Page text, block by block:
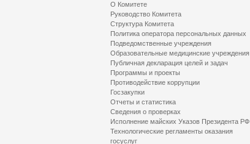
О Комитете
Руководство Комитета
Структура Комитета
Политика оператора персональных данных
Подведомственные учреждения
Образовательные медицинские учреждения
Публичная декларация целей и задач
Программы и проекты
Противодействие коррупции
Госзакупки
Отчеты и статистика
Сведения о проверках
Исполнение майских Указов Президента РФ
Технологические регламенты оказания
госуслуг